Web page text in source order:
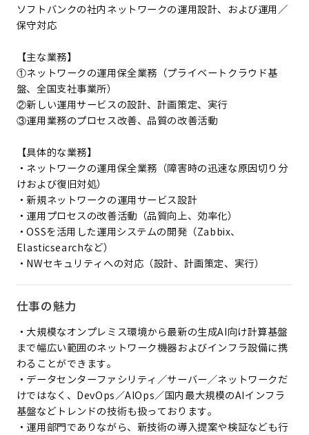
ソフトバンクの社内ネットワークの運用設計、および運用／
保守対応
【主な業務】
①ネットワークの運用保全業務（プライベートクラウド基
盤、全国支社事業所）
②新しい運用サービスの設計、計画策定、実行
③運用業務のプロセス改善、品質の改善活動
【具体的な業務】
・ネットワークの運用保全業務（障害時の迅速な原因切り分
けおよび復旧対処）
・新規ネットワークの運用サービス設計
・運用プロセスの改善活動（品質向上、効率化）
・OSSを活用した運用システムの開発（Zabbix、
Elasticsearchなど）
・NWセキュリティへの対応（設計、計画策定、実行）
仕事の魅力
・大規模なオンプレミス環境から最新の生成AI向け計算基盤
まで幅広い範囲のネットワーク機器およびインフラ設備に携
わることができます。
・データセンターファシリティ／サーバー／ネットワークだ
けではなく、DevOps／AIOps／国内最大規模のAIインフラ
基盤などトレンドの技術も扱っております。
・運用部門でありながら、新技術の導入提案や検証なども行